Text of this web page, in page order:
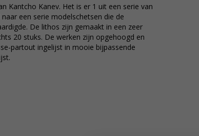
Kantcho Kanev. Het is er 1 uit een serie van
een serie modelschetsen die de
De lithos zijn gemaakt in een zeer
20 stuks. De werken zijn opgehoogd en
partout ingelijst in mooie bijpassende